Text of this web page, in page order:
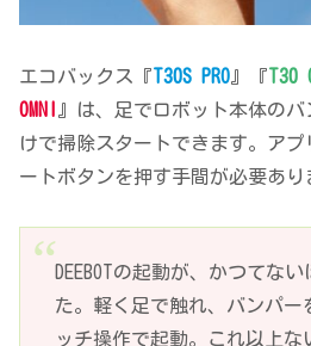
エコバックス『T30S PRO 』『T30
OMNI
』は、足でロボット本体の
けで掃除スタートできます。ア
ートボタンを押す手間が必要あり
DEEBOTの起動が、かつてな
た。軽く足で触れ、バンパー
ッチ操作で起動。これ以上な